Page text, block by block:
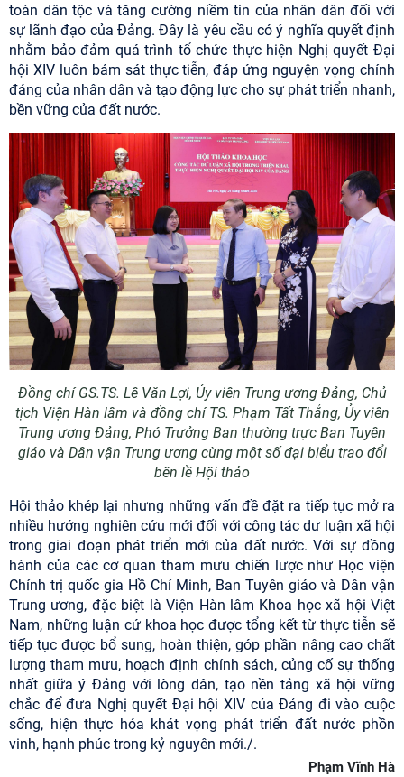
toàn dân tộc và tăng cường niềm tin của nhân dân đối với
sự lãnh đạo của Đảng. Đây là yêu cầu có ý nghĩa quyết định
nhằm bảo đảm quá trình tổ chức thực hiện Nghị quyết Đại
hội XIV luôn bám sát thực tiễn, đáp ứng nguyện vọng chính
đáng của nhân dân và tạo động lực cho sự phát triển nhanh,
bền vững của đất nước.
Đồng chí GS.TS. Lê Văn Lợi, Ủy viên Trung ương Đảng, Chủ
tịch Viện Hàn lâm và đồng chí TS. Phạm Tất Thắng, Ủy viên
Trung ương Đảng, Phó Trưởng Ban thường trực Ban Tuyên
giáo và Dân vận Trung ương cùng một số đại biểu trao đổi
bên lề Hội thảo
Hội thảo khép lại nhưng những vấn đề đặt ra tiếp tục mở ra
nhiều hướng nghiên cứu mới đối với công tác dư luận xã hội
trong giai đoạn phát triển mới của đất nước. Với sự đồng
hành của các cơ quan tham mưu chiến lược như Học viện
Chính trị quốc gia Hồ Chí Minh, Ban Tuyên giáo và Dân vận
Trung ương, đặc biệt là Viện Hàn lâm Khoa học xã hội Việt
Nam, những luận cứ khoa học được tổng kết từ thực tiễn sẽ
tiếp tục được bổ sung, hoàn thiện, góp phần nâng cao chất
lượng tham mưu, hoạch định chính sách, củng cố sự thống
nhất giữa ý Đảng với lòng dân, tạo nền tảng xã hội vững
chắc để đưa Nghị quyết Đại hội XIV của Đảng đi vào cuộc
sống, hiện thực hóa khát vọng phát triển đất nước phồn
vinh, hạnh phúc trong kỷ nguyên mới./.
Phạm Vĩnh Hà